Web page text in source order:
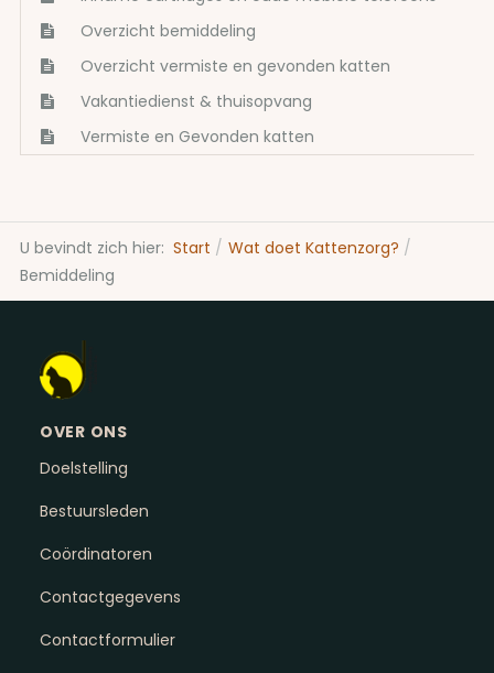
Overzicht bemiddeling
Overzicht vermiste en gevonden katten
Vakantiedienst & thuisopvang
Vermiste en Gevonden katten
U bevindt zich hier: Start
Wat doet Kattenzorg?
Bemiddeling
OVER ONS
Doelstelling
Bestuursleden
Coördinatoren
Contactgegevens
Contactformulier